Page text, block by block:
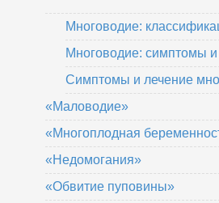
Многоводие:
Многоводие: симптомы и
Симптомы и лечение
«Маловодие»
«Многоплодная
«Недомогания»
«Обвитие пуповины»